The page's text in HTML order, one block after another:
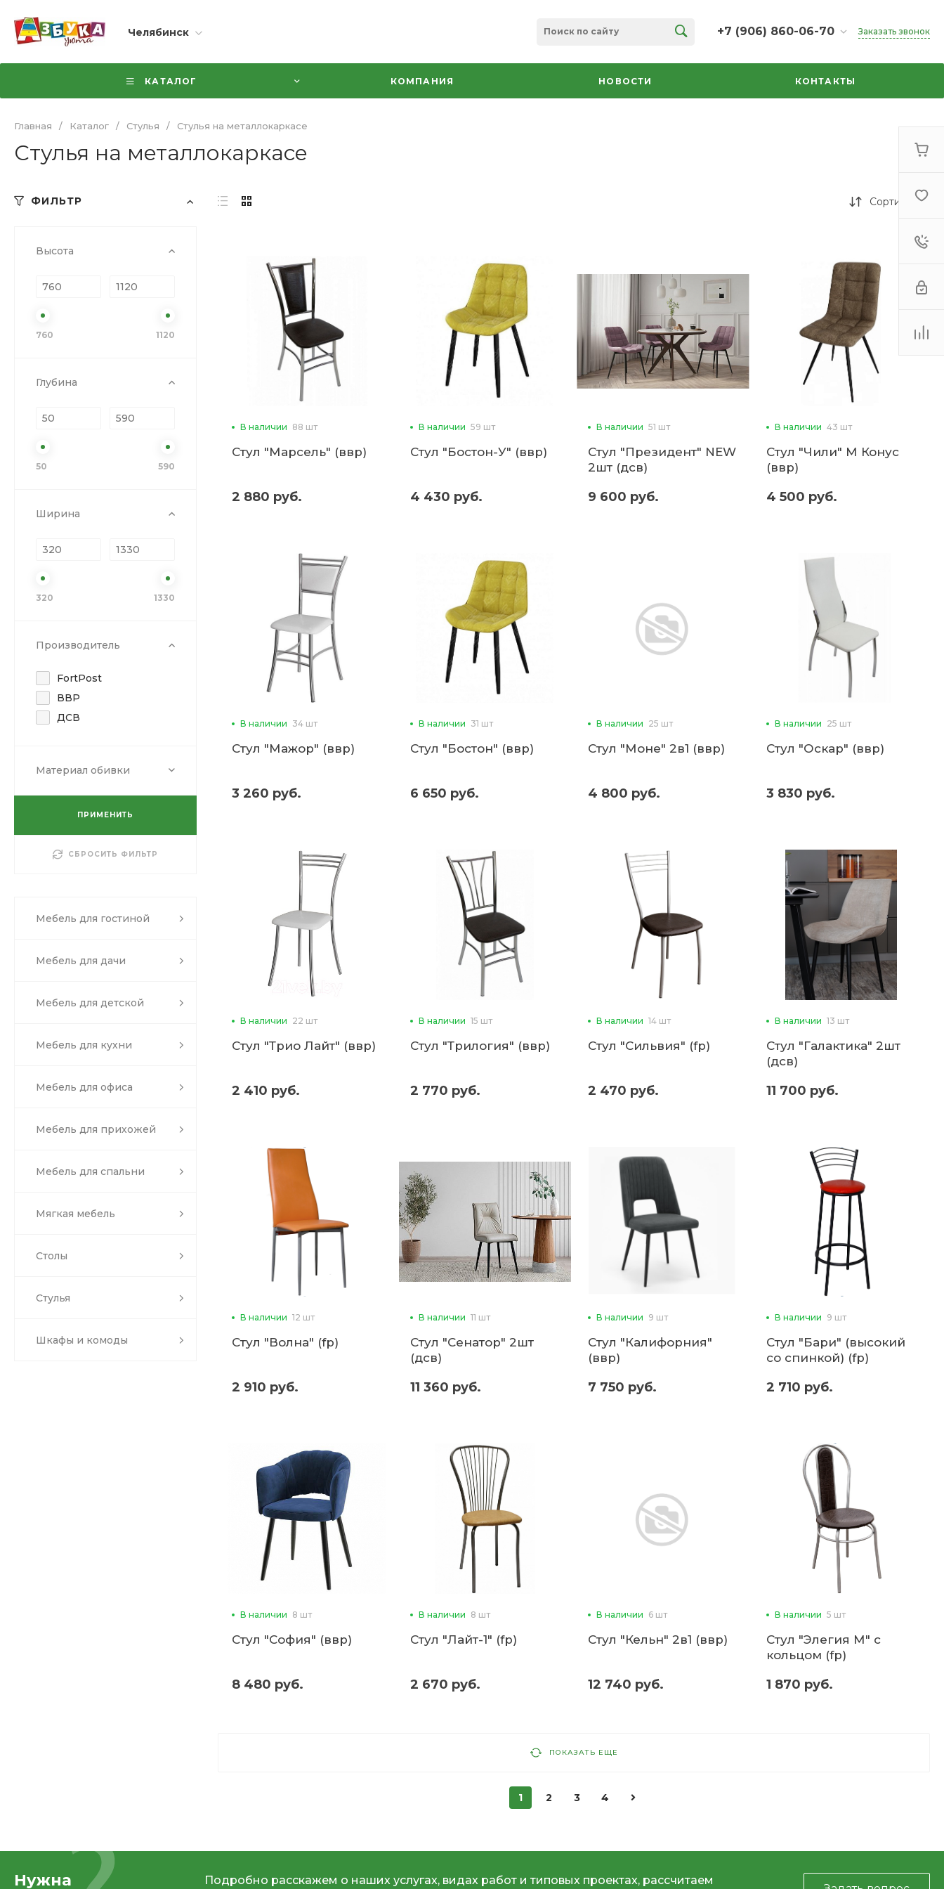
Челябинск +7 (906) 860-06-70
+7 (906) 860-06-70
г. Челябинск, ТК Кольцо,
секция 35
Заказать звонок
КАТАЛОГ КОМПАНИЯ НОВОСТИ КОНТАКТЫ
Главная / Каталог / Стулья / Стулья на металлокаркасе
Стулья на металлокаркасе
ФИЛЬТР
Высота
760 1120
Глубина
50 590
Ширина
320 1330
Производитель
FortPost
ВВР
ДСВ
Материал обивки
ПРИМЕНИТЬ
СБРОСИТЬ ФИЛЬТР
Мебель для гостиной
Мебель для дачи
Мебель для детской
Мебель для кухни
Мебель для офиса
Мебель для прихожей
Мебель для спальни
Мягкая мебель
Столы
Стулья
Шкафы и комоды
Сортировка
В наличии 88 шт
Стул "Марсель" (ввр)
2 880 руб.
В наличии 59 шт
Стул "Бостон-У" (ввр)
4 430 руб.
В наличии 51 шт
Стул "Президент" NEW
2шт (дсв)
9 600 руб.
В наличии 43 шт
Стул "Чили" М Конус
(ввр)
4 500 руб.
В наличии 34 шт
Стул "Мажор" (ввр)
3 260 руб.
В наличии 31 шт
Стул "Бостон" (ввр)
6 650 руб.
В наличии 25 шт
Стул "Моне" 2в1 (ввр)
4 800 руб.
В наличии 25 шт
Стул "Оскар" (ввр)
3 830 руб.
В наличии 22 шт
Стул "Трио Лайт" (ввр)
2 410 руб.
В наличии 15 шт
Стул "Трилогия" (ввр)
2 770 руб.
В наличии 14 шт
Стул "Сильвия" (fp)
2 470 руб.
В наличии 13 шт
Стул "Галактика" 2шт
(дсв)
11 700 руб.
В наличии 12 шт
Стул "Волна" (fp)
2 910 руб.
В наличии 11 шт
Стул "Сенатор" 2шт
(дсв)
11 360 руб.
В наличии 9 шт
Стул "Калифорния"
(ввр)
7 750 руб.
В наличии 9 шт
Стул "Бари" (высокий
со спинкой) (fp)
2 710 руб.
В наличии 8 шт
Стул "София" (ввр)
8 480 руб.
В наличии 8 шт
Стул "Лайт-1" (fp)
2 670 руб.
В наличии 6 шт
Стул "Кельн" 2в1 (ввр)
12 740 руб.
В наличии 5 шт
Стул "Элегия М" с
кольцом (fp)
1 870 руб.
ПОКАЗАТЬ ЕЩЕ
1 2 3 4
Нужна
Подробно расскажем о наших услугах, видах работ и типовых проектах, рассчитаем